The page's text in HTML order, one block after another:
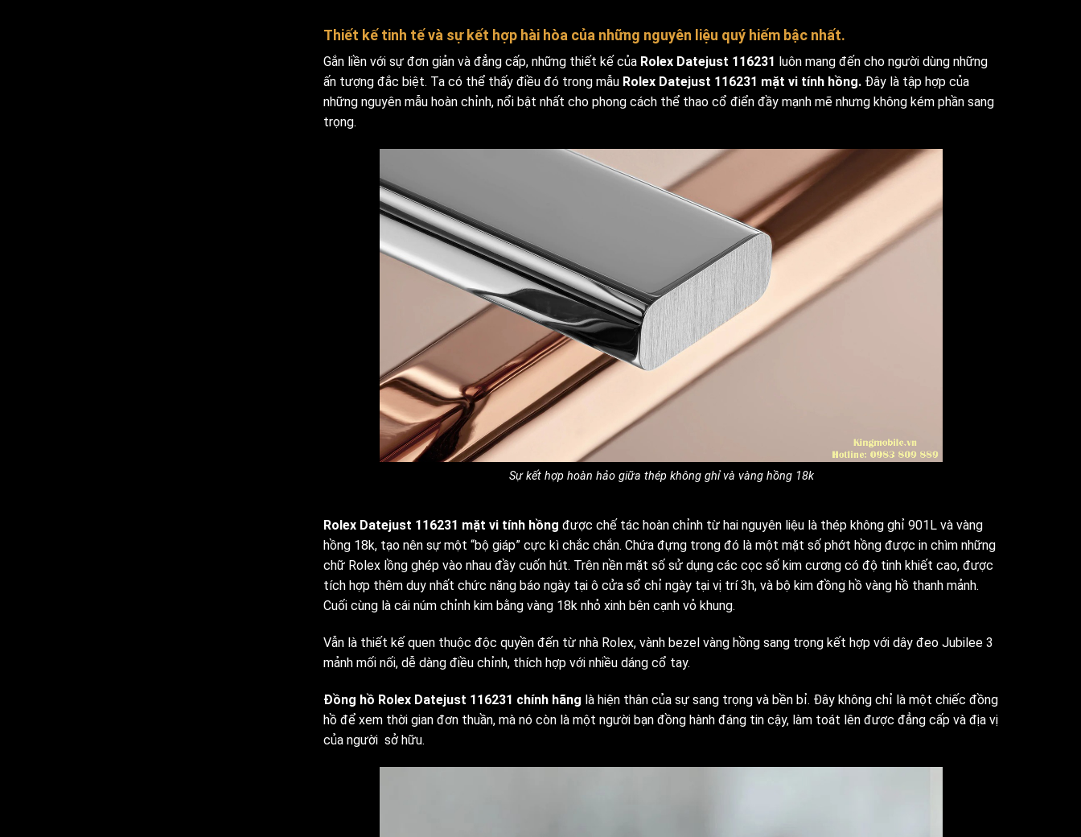
Thiết kế tinh tế và sự kết hợp hài hòa của những nguyên liệu quý hiếm bậc nhất.
Gắn liền với sự đơn giản và đẳng cấp, những thiết kế của Rolex Datejust 116231 luôn mang đến cho người dùng những
ấn tượng đắc biệt. Ta có thể thấy điều đó trong mẫu Rolex Datejust 116231 mặt vi tính hồng. Đây là tập hợp của
những nguyên mẫu hoàn chỉnh, nổi bật nhất cho phong cách thể thao cổ điển đầy mạnh mẽ nhưng không kém phần sang
trọng.
Sự kết hợp hoàn hảo giữa thép không ghỉ và vàng hồng 18k
Rolex Datejust 116231 mặt vi tính hồng được chế tác hoàn chỉnh từ hai nguyên liệu là thép không ghỉ 901L và vàng
hồng 18k, tạo nên sự một “bộ giáp” cực kì chắc chắn. Chứa đựng trong đó là một mặt số phớt hồng được in chìm những
chữ Rolex lồng ghép vào nhau đầy cuốn hút. Trên nền mặt số sử dụng các cọc số kim cương có độ tinh khiết cao, được
tích hợp thêm duy nhất chức năng báo ngày tại ô cửa sổ chỉ ngày tại vị trí 3h, và bộ kim đồng hồ vàng hồ thanh mảnh.
Cuối cùng là cái núm chỉnh kim bằng vàng 18k nhỏ xinh bên cạnh vỏ khung.
Vẫn là thiết kế quen thuộc độc quyền đến từ nhà Rolex, vành bezel vàng hồng sang trọng kết hợp với dây đeo Jubilee 3
mảnh mối nối, dễ dàng điều chỉnh, thích hợp với nhiều dáng cổ tay.
Đồng hồ Rolex Datejust 116231 chính hãng là hiện thân của sự sang trọng và bền bỉ. Đây không chỉ là một chiếc đồng
hồ để xem thời gian đơn thuần, mà nó còn là một người bạn đồng hành đáng tin cậy, làm toát lên được đẳng cấp và địa vị
của người sở hữu.